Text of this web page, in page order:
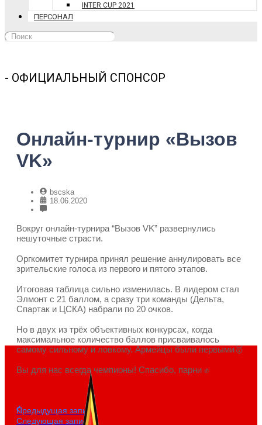
INTER CUP 2021
ПЕРСОНАЛ
- ОФИЦИАЛЬНЫЙ СПОНСОР
Онлайн-турнир «Вызов
VK»
bscska
18.06.2020
Вокруг онлайн-турнира “Вызов VK” развернулись
нешуточные страсти.
Оргкомитет турнира принял решение аннулировать все
зрительские голоса из первого и пятого этапов.
Итоговая таблица сильно изменилась. В лидером стал
Элмонт с 21 баллом, а сразу три команды (Дельта,
Спартак и ЦСКА) набрали по 20 очков.
Но в двух из трёх объективных конкурсах, когда
максимальное количество баллов присваивалось
самому сильному и ловкому. Армейцы были первыми🥇
Вы для нас всегда чемпионы! Спасибо, парни ✊
Предыдущая запись
Следующая запись